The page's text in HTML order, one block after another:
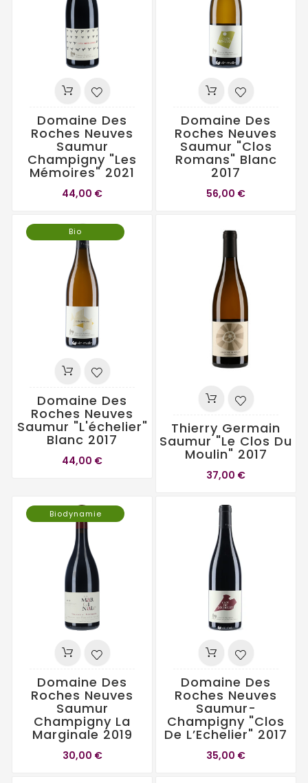
Domaine Des
Roches Neuves
Saumur
Champigny "Les
Mémoires" 2021
44,00 €
Domaine Des
Roches Neuves
Saumur "Clos
Romans" Blanc
2017
56,00 €
Bio
Domaine Des
Roches Neuves
Saumur "L'échelier"
Blanc 2017
44,00 €
Thierry Germain
Saumur "Le Clos Du
Moulin" 2017
37,00 €
Biodynamie
Domaine Des
Roches Neuves
Saumur
Champigny La
Marginale 2019
30,00 €
Domaine Des
Roches Neuves
Saumur-
Champigny "Clos
De L’Echelier" 2017
35,00 €